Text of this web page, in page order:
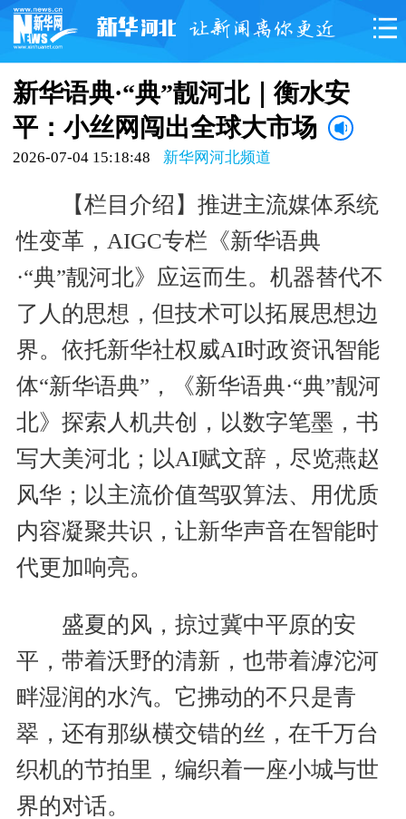
新华语典·“典”靓河北｜衡水安
平：小丝网闯出全球大市场
2026-07-04 15:18:48 新华网河北频道
【栏目介绍】推进主流媒体系统
性变革，AIGC专栏《新华语典
·“典”靓河北》应运而生。机器替代不
了人的思想，但技术可以拓展思想边
界。依托新华社权威AI时政资讯智能
体“新华语典”，《新华语典·“典”靓河
北》探索人机共创，以数字笔墨，书
写大美河北；以AI赋文辞，尽览燕赵
风华；以主流价值驾驭算法、用优质
内容凝聚共识，让新华声音在智能时
代更加响亮。
盛夏的风，掠过冀中平原的安
平，带着沃野的清新，也带着滹沱河
畔湿润的水汽。它拂动的不只是青
翠，还有那纵横交错的丝，在千万台
织机的节拍里，编织着一座小城与世
界的对话。